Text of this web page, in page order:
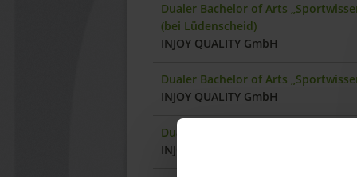
Dualer Bachelor of Arts
(bei Lüdenscheid)
INJOY QUALITY GmbH
Dualer Bachelor of Arts
INJOY QUALITY GmbH
Dualer Bachelor of Arts
INJOY QUALITY GmbH